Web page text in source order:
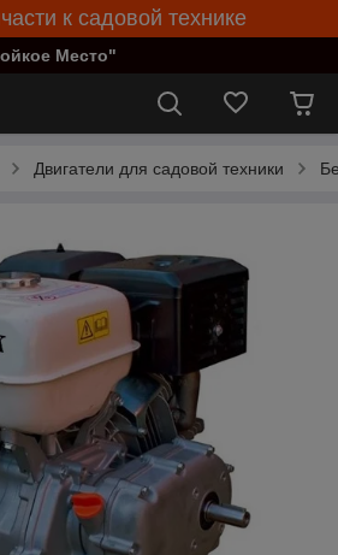
к садовой технике
Место"
Двигатели для садовой техники